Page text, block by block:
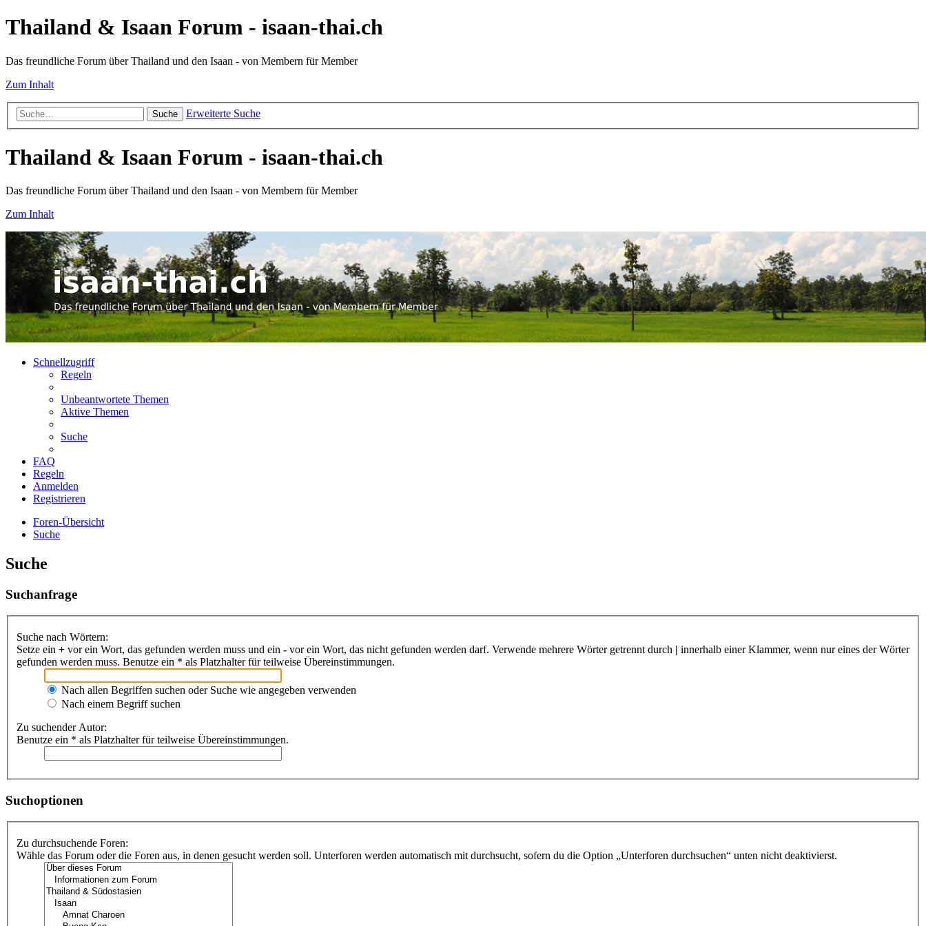
Thailand & Isaan Forum - isaan-thai.ch
Das freundliche Forum über Thailand und den Isaan - von Membern für Member
Zum Inhalt
Suche Erweiterte Suche
Thailand & Isaan Forum - isaan-thai.ch
Das freundliche Forum über Thailand und den Isaan - von Membern für Member
Zum Inhalt
Schnellzugriff
Regeln
Unbeantwortete Themen
Aktive Themen
Suche
FAQ
Regeln
Anmelden
Registrieren
Foren-Übersicht
Suche
Suche
Suchanfrage
Suche nach Wörtern:
Setze ein + vor ein Wort, das gefunden werden muss und ein - vor ein Wort, das nicht gefunden werden darf. Verwende mehrere Wörter getrennt durch | innerhalb einer Klammer, wenn nur eines der Wörter
gefunden werden muss. Benutze ein * als Platzhalter für teilweise Übereinstimmungen.
Nach allen Begriffen suchen oder Suche wie angegeben verwenden
Nach einem Begriff suchen
Zu suchender Autor:
Benutze ein * als Platzhalter für teilweise Übereinstimmungen.
Suchoptionen
Zu durchsuchende Foren:
Wähle das Forum oder die Foren aus, in denen gesucht werden soll. Unterforen werden automatisch mit durchsucht, sofern du die Option „Unterforen durchsuchen“ unten nicht deaktivierst.